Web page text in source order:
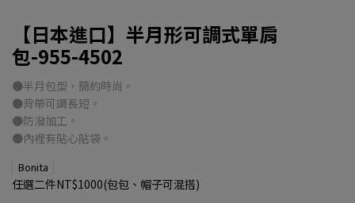
【日本進口】半月形可調式單肩
包-955-4502
●半月包型，簡約時尚。
●背帶可調長短。
●防潑加工。
●內裡有貼心貼袋。
Bonita
任選二件NT$1000(包包、帽子可混搭)